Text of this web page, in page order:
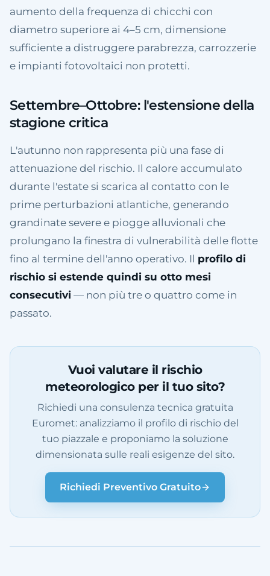
aumento della frequenza di chicchi con
diametro superiore ai 4–5 cm, dimensione
sufficiente a distruggere parabrezza, carrozzerie
e impianti fotovoltaici non protetti.
Settembre–Ottobre: l'estensione della
stagione critica
L'autunno non rappresenta più una fase di
attenuazione del rischio. Il calore accumulato
durante l'estate si scarica al contatto con le
prime perturbazioni atlantiche, generando
grandinate severe e piogge alluvionali che
prolungano la finestra di vulnerabilità delle flotte
fino al termine dell'anno operativo. Il profilo di
rischio si estende quindi su otto mesi
consecutivi — non più tre o quattro come in
passato.
Vuoi valutare il rischio
meteorologico per il tuo sito?
Richiedi una consulenza tecnica gratuita
Euromet: analizziamo il profilo di rischio del
tuo piazzale e proponiamo la soluzione
dimensionata sulle reali esigenze del sito.
Richiedi Preventivo Gratuito